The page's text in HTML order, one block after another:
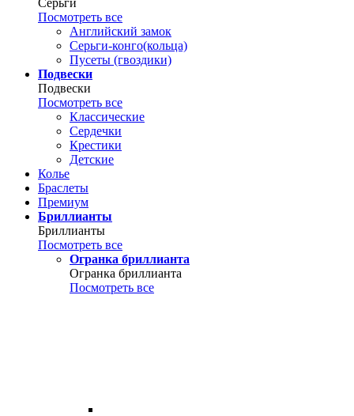
Серьги
Посмотреть все
Английский замок
Серьги-конго(кольца)
Пусеты (гвоздики)
Подвески
Подвески
Посмотреть все
Классические
Сердечки
Крестики
Детские
Колье
Браслеты
Премиум
Бриллианты
Бриллианты
Посмотреть все
Огранка бриллианта
Огранка бриллианта
Посмотреть все